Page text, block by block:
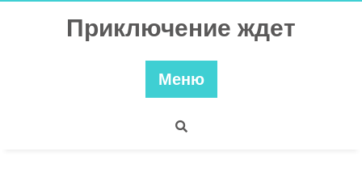
Приключение ждет
Меню